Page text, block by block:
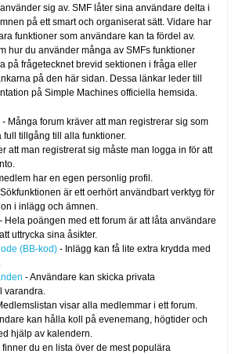
sig av. SMF låter sina användare delta i
på ett smart och organiserat sätt. Vidare har
funktioner som användare kan ta fördel av.
hur du använder många av SMFs funktioner
på frågetecknet brevid sektionen i fråga eller
på den här sidan. Dessa länkar leder till
på Simple Machines officiella hemsida.
- Många forum kräver att man registrerar sig som
full tillgång till alla funktioner.
att man registrerat sig måste man logga in för att
har en egen personlig profil.
är ett oerhört användbart verktyg för
i inlägg och ämnen.
- Hela poängen med ett forum är att låta användare
uttrycka sina åsikter.
(BB-kod) - Inlägg kan få lite extra krydda med
- Användare kan skicka privata
varandra.
visar alla medlemmar i ett forum.
kan hålla koll på evenemang, högtider och
hjälp av kalendern.
finner du en lista över de mest populära